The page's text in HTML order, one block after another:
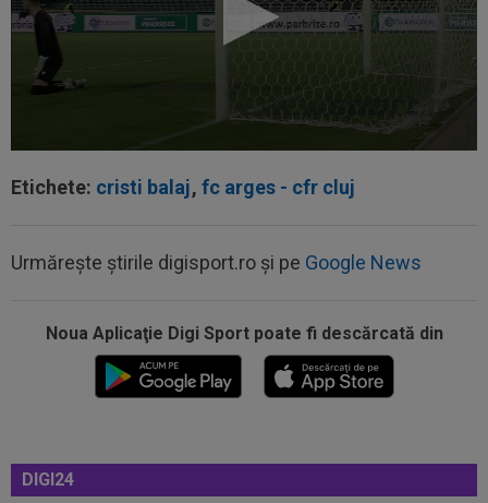
Etichete: cristi balaj, fc arges - cfr cluj
Urmărește știrile digisport.ro și pe Google News
Noua Aplicaţie Digi Sport poate fi descărcată din
DIGI24
Gata: Rodri și-a dat acordul pentru transfer!
Agentul său a ”rupt” tăcerea
07:24
”Au schimbat contractul”! Decizia luată de Real